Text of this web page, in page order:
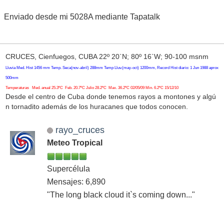
Enviado desde mi 5028A mediante Tapatalk
CRUCES, Cienfuegos, CUBA 22º 20`N; 80º 16`W; 90-100 msnm
Lluvia Med. Hist 1456 mm Temp. Seca(nov-abril) 288mm Temp Lluv.(may-oct) 1200mm, Record Hist diario: 1 Jun 1988 aprox
500mm
Temperaturas Med. anual 25.3ºC Feb. 20.7ºC Julio 28.2ºC Max. 36.2ºC 02/05/09 Min. 6.2ºC 15/12/10
Desde el centro de Cuba donde tenemos rayos a montones y algú
n tornadito además de los huracanes que todos conocen.
rayo_cruces
Meteo Tropical
Supercélula
Mensajes: 6,890
"The long black cloud it`s coming down..."